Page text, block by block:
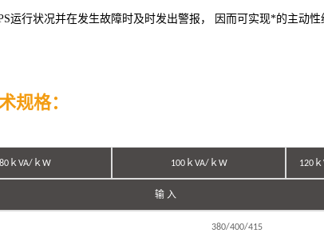
运行状况并在发生故障时及时发出警报， 因而可实现*的主动
规格：
80ｋVA/ｋW 100ｋVA/ｋW 120ｋ
输 入
380/400/415